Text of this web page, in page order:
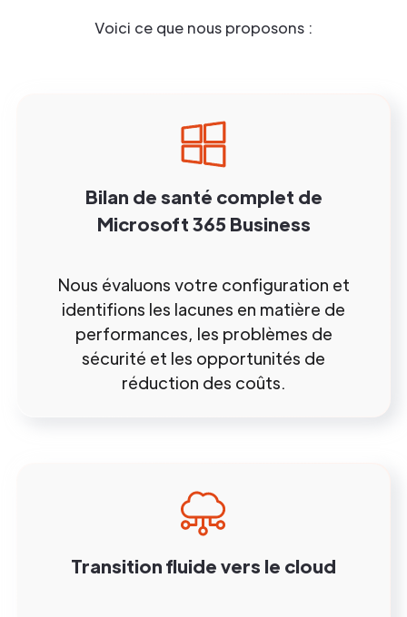
Voici ce que nous proposons :
Bilan de santé complet de
Microsoft 365 Business
Nous évaluons votre configuration et
identifions les lacunes en matière de
performances, les problèmes de
sécurité et les opportunités de
réduction des coûts.
Transition fluide vers le cloud